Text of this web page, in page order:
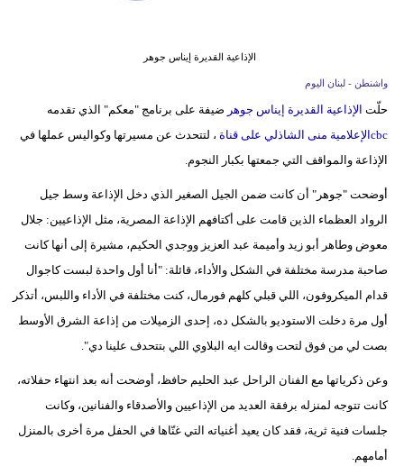
إسلامية
وتكنولوجيا
بيئة
مدوَّنات
سيارات
الإذاعية القديرة إيناس جوهر
واشنطن - لبنان اليوم
حلّت الإذاعية القديرة إيناس جوهر ضيفة على برنامج "معكم" الذي تقدمه
الإعلامية منى الشاذلي على قناةcbc
، لتتحدث عن مسيرتها وكواليس عملها في
الإذاعة والمواقف التي جمعتها بكبار النجوم.
أوضحت "جوهر" أن كانت ضمن الجيل الصغير الذي دخل الإذاعة وسط جيل
الرواد العظماء الذين قامت على أكتافهم الإذاعة المصرية، مثل الإذاعيين: جلال
معوض وطاهر أبو زيد وأميمة عبد العزيز ووجدي الحكيم، مشيرة إلى أنها كانت
صاحبة مدرسة مختلفة في الشكل والأداء، قائلة: "أنا أول واحدة لبست كاجوال
قدام الميكروفون، اللي قبلي كلهم فورمال، كنت مختلفة في الأداء واللبس، أتذكر
أول مرة دخلت الاستوديو بالشكل ده، إحدى الزميلات من إذاعة الشرق الأوسط
بصت لي من فوق لتحت وقالت ايه البلاوي اللي بتتحدف علينا دي".
وعن ذكرياتها مع الفنان الراحل عبد الحليم حافظ، أوضحت أنه بعد انتهاء حفلاته،
كانت تتوجه لمنزله برفقة العديد من الإذاعيين والأصدقاء والفنانين، وكانت
جلسات فنية ثرية، فقد كان يعيد أغنياته التي غنّاها في الحفل مرة أخرى بالمنزل
أمامهم.